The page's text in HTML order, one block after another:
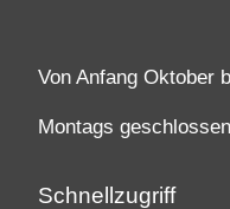
Von Anfang Oktober
Montags geschlossen
Schnellzugriff